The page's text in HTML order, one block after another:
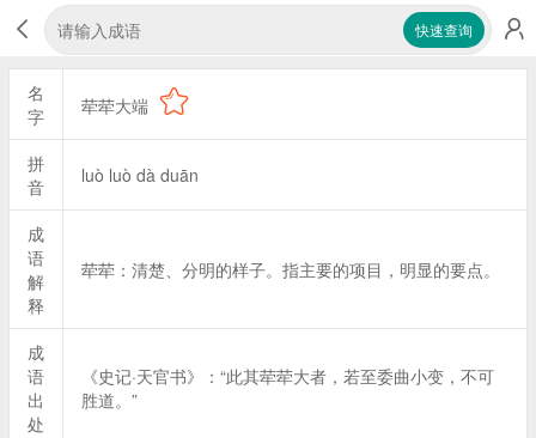
快速查询
名
字
荦荦大端
拼
音
luò luò dà duān
成
语
解
释
荦荦：清楚、分明的样子。指主要的项目，明显的要点。
成
语
出
处
《史记·天官书》：“此其荦荦大者，若至委曲小变，不可
胜道。”